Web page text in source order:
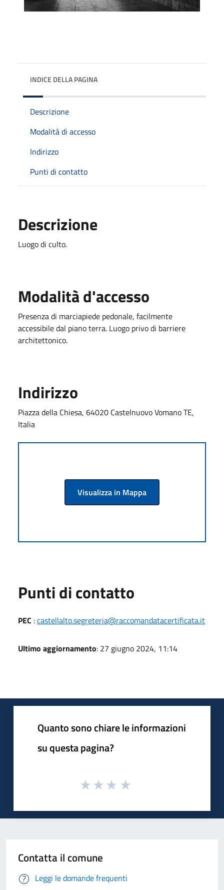
INDICE DELLA PAGINA
Descrizione
Modalità di accesso
Indirizzo
Punti di contatto
Descrizione
Luogo di culto.
Modalità d'accesso
Presenza di marciapiede pedonale, facilmente
accessibile dal piano terra. Luogo privo di barriere
architettonico.
Indirizzo
Piazza della Chiesa, 64020 Castelnuovo Vomano TE,
Italia
Visualizza in Mappa
Punti di contatto
PEC :castellalto.segreteria@raccomandatacertificata.it
Ultimo aggiornamento: 27 giugno 2024, 11:14
Quanto sono chiare le informazioni
su questa pagina?
Contatta il comune
Leggi le domande frequenti